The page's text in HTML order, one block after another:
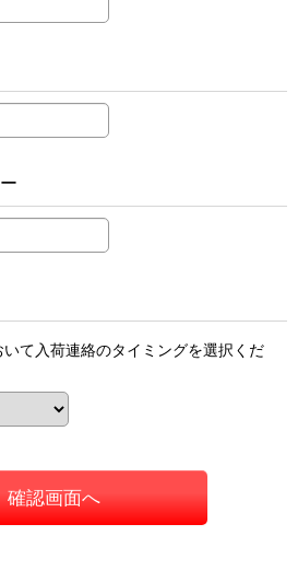
て入荷連絡のタイミングを選択くだ
確認画面へ